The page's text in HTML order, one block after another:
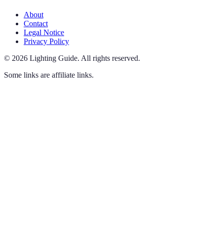
About
Contact
Legal Notice
Privacy Policy
© 2026 Lighting Guide. All rights reserved.
Some links are affiliate links.